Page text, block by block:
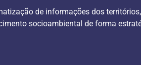
de informações dos
socioambiental de forma